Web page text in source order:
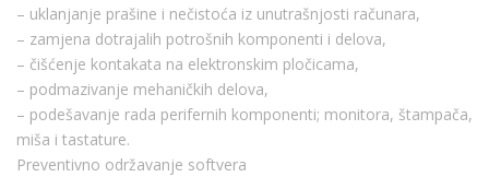
– uklanjanje prašine i nečistoća iz unutrašnjosti računara,
– zamjena dotrajalih potrošnih komponenti i delova,
– čišćenje kontakata na elektronskim pločicama,
– podmazivanje mehaničkih delova,
– podešavanje rada perifernih komponenti; monitora, štampača,
miša i tastature.
Preventivno održavanje softvera